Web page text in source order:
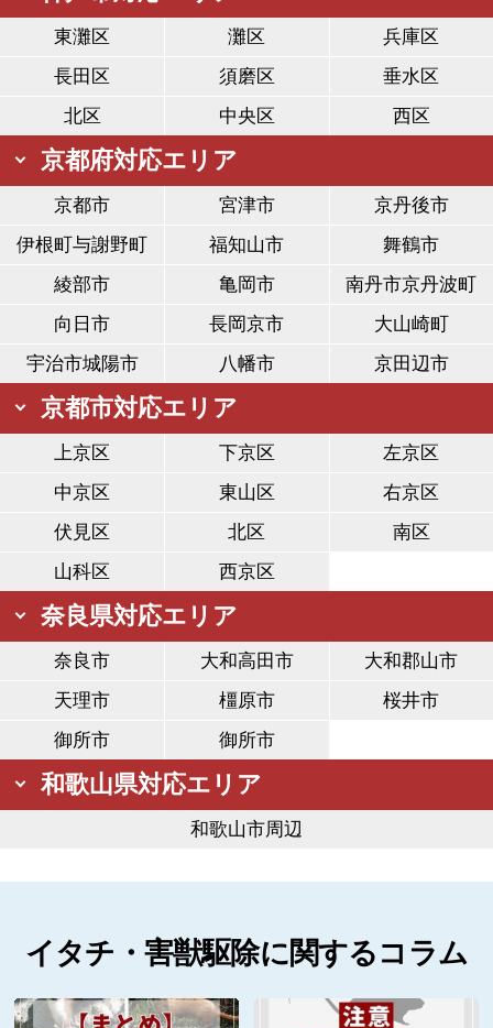
東灘区 灘区
兵庫区
長田区
須磨区
垂水区
北区
中央区 西区
京都府対応エリア
京都市 宮津市
京丹後市
伊根町与謝野町
福知山市
舞鶴市
綾部市
亀岡市
南丹市京丹波町
向日市
長岡京市
大山崎町
宇治市城陽市
八幡市 京田辺市
京都市対応エリア
上京区 下京区
左京区
中京区
東山区
右京区
伏見区
北区
南区
山科区
西京区
奈良県対応エリア
奈良市 大和高田市
大和郡山市
天理市
橿原市
桜井市
御所市
御所市
和歌山県対応エリア
和歌山市周辺
イタチ・害獣駆除に関するコラム